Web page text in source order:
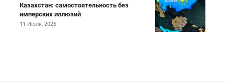
Казахстан: самостоятельность без
имперских иллюзий
11 Июля, 2026